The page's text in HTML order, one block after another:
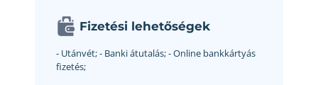
Fizetési lehetőségek
- Utánvét;- Banki átutalás;- Online bankkártyás
fizetés;